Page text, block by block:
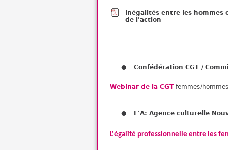
Inégalités entre les
de l'action
Confédération CGT /
Webinar de la CGTfemmes/
L'A: Agence culturelle
L'égalité professionnelle entre les